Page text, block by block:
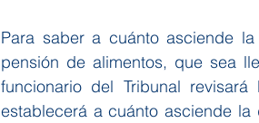
Para saber a cuánto asciende
pensión de alimentos, que sea
funcionario del Tribunal
establecerá a cuánto asciende